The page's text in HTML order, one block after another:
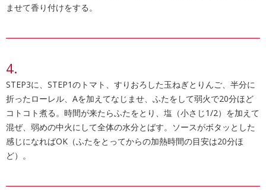
ませて香り付けをする。
STEP3に、STEP1のトマト、すりおろした玉ねぎとりんご、半分に
折ったローレル、Aを加えてなじませ、ふたをして弱火で20分ほど
コトコト煮る。時間が来たらふたをとり、塩（小さじ1/2）を加えて
混ぜ、弱めの中火にして全体の水分とばす。ソースがボタッとした
感じになればOK（ふたをとってからの加熱時間の目安は20分ほ
ど）。